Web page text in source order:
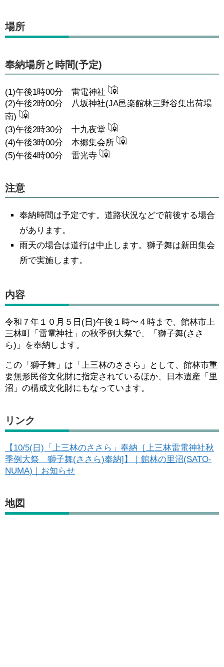
場所
奉納場所と時間(予定)
(1)午後1時00分 雷電神社
(2)午後2時00分 八坂神社(JA邑楽館林三野谷集出荷場
南)
(3)午後2時30分 十九夜堂
(4)午後3時00分 本郷集会所
(5)午後4時00分 雷光寺
注意
奉納時間は予定です。道路状況などで前後する場合
があります。
雨天の場合は道行は中止します。獅子舞は新田集会
所で実施します。
内容
令和７年１０月５日(日)午後１時〜４時まで、館林市上
三林町「雷電神社」の秋季例大祭で、「獅子舞(ささ
ら)」を奉納します。
この「獅子舞」は「上三林のささら」として、館林市重
要無形民俗文化財に指定されているほか、日本遺産「里
沼」の構成文化財にもなっています。
リンク
【10/5(日)「上三林のささら」奉納［上三林雷電神社秋
季例大祭 獅子舞(ささら)奉納]】｜館林の里沼(SATO-
NUMA)｜お知らせ
地図